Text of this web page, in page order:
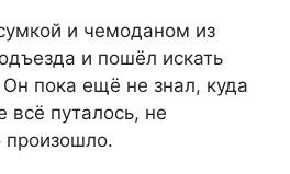
и чемоданом из
и пошёл искать
пока ещё не знал, куда
всё путалось, не
произошло.